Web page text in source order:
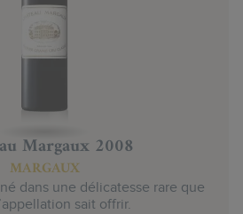
Margaux 2008
MARGAUX
dans une délicatesse rare que
sait offrir.